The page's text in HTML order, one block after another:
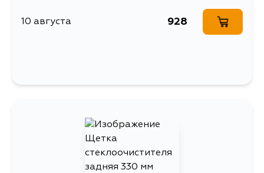
10 августа 928